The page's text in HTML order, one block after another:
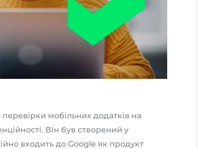
мобільних додатків на
Він був створений у
входить до Google як продукт